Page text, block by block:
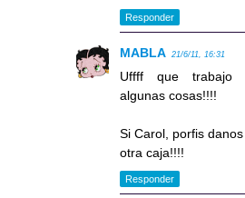
Responder
MABLA 21/6/11, 16:31
Uffff que trabajo
algunas cosas!!!!
Si Carol, porfis
otra caja!!!!
Responder